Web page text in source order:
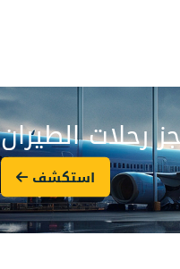
رحلات الطيران
استكشف